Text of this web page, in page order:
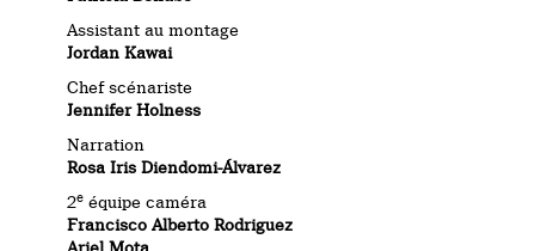
Assistant au montage
Jordan Kawai
Chef scénariste
Jennifer Holness
Narration
Rosa Iris Diendomi-Álvarez
2e équipe caméra
Francisco Alberto Rodriguez
Ariel Mota